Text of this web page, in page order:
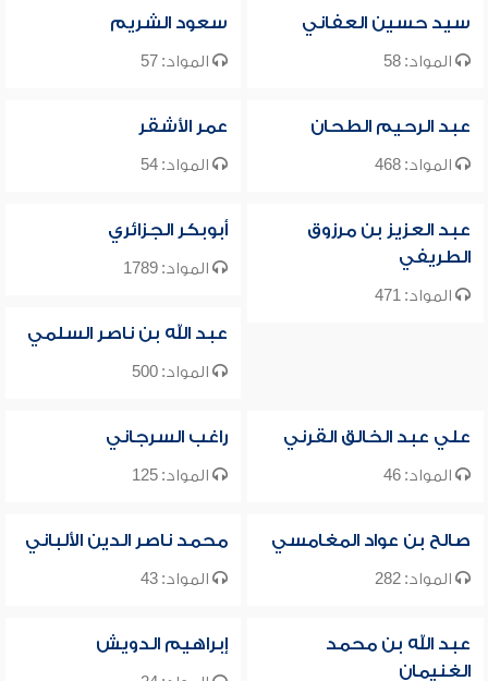
سيد حسين العفاني
المواد: 58
سعود الشريم
المواد: 57
عبد الرحيم الطحان
المواد: 468
عمر الأشقر
المواد: 54
عبد العزيز بن مرزوق
الطريفي
المواد: 471
أبوبكر الجزائري
المواد: 1789
عبد الله بن ناصر السلمي
المواد: 500
علي عبد الخالق القرني
المواد: 46
راغب السرجاني
المواد: 125
صالح بن عواد المغامسي
المواد: 282
محمد ناصر الدين الألباني
المواد: 43
عبد الله بن محمد
الغنيمان
إبراهيم الدويش